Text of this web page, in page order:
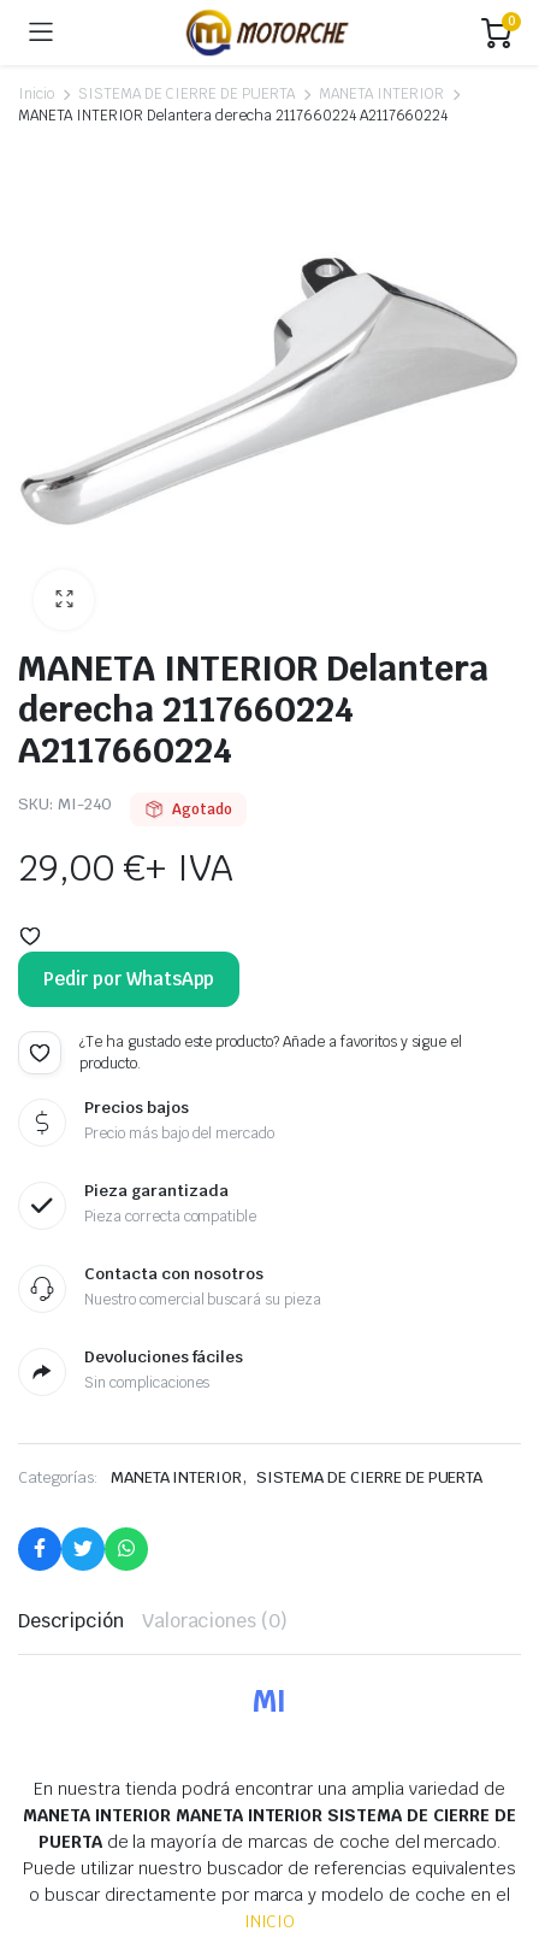
0
Inicio SISTEMA DE CIERRE DE PUERTA
MANETA INTERIOR
MANETA INTERIOR Delantera derecha 2117660224 A2117660224
MANETA INTERIOR Delantera
derecha 2117660224
A2117660224
SKU: MI-240 Agotado
29,00€+ IVA
Pedir por WhatsApp
¿Te ha gustado este producto? Añade a favoritos y sigue el
producto.
Precios bajos
Precio más bajo del mercado
Pieza garantizada
Pieza correcta compatible
Contacta con nosotros
Nuestro comercial buscará su pieza
Devoluciones fáciles
Sin complicaciones
Categorías: MANETA INTERIOR, SISTEMA DE CIERRE DE PUERTA
Descripción Valoraciones (0)
MI
En nuestra tienda podrá encontrar una amplia variedad de
MANETA INTERIOR MANETA INTERIOR SISTEMA DE CIERRE DE
PUERTAde la mayoría de marcas de coche del mercado.
Puede utilizar nuestro buscador de referencias equivalentes
o buscar directamente por marca y modelo de coche en el
INICIO